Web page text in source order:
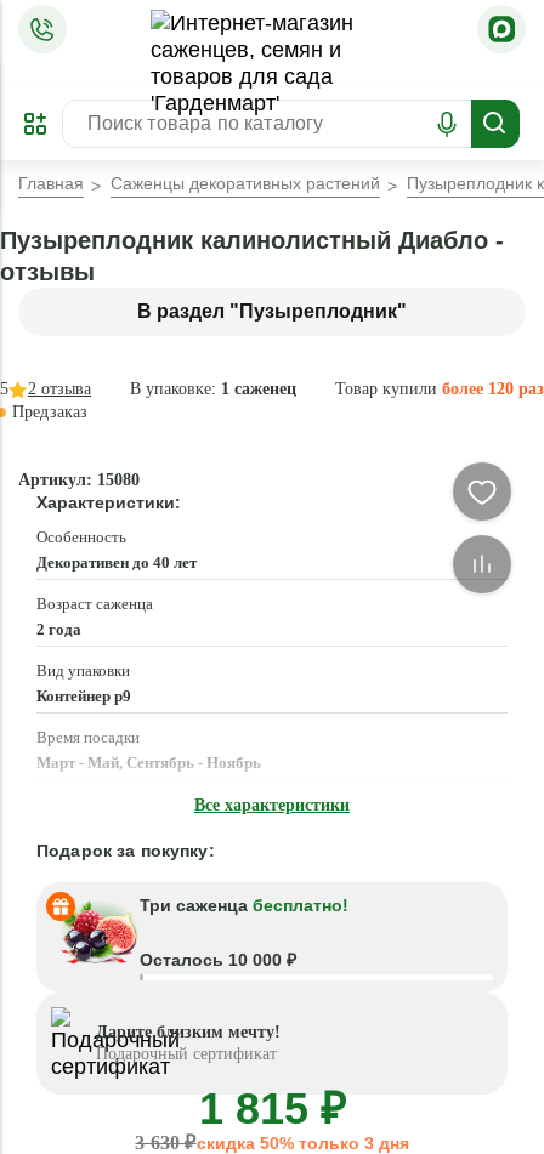
ПРЕДЗАКАЗ
ЗАБРОНИРОВАТЬ
ЛУЧШЕЕ
Главная Саженцы декоративных растений Пузыреплодник
В раздел "Пузыреплодник"
Пузыреплодник калинолистный Диабло -
отзывы
В упаковке: 1 саженец Товар купили более 120 раз
5 2 отзыва
Предзаказ
Артикул: 15080
Характеристики:
Особенность
Декоративен до 40 лет
Возраст саженца
2 года
Вид упаковки
Контейнер p9
Время посадки
Март - Май, Сентябрь - Ноябрь
Все характеристики
Подарок за покупку:
Три саженца бесплатно!
Осталось 10 000 ₽
Дарите близким мечту!
Подарочный сертификат
1 815 ₽
3 630 ₽скидка 50% только 3 дня